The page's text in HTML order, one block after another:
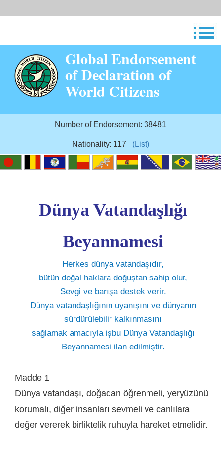
Global Endorsement
of Declaration of
World Citizens
Number of Endorsement: 38481
Nationality: 117 (List)
Dünya Vatandaşlığı
Beyannamesi
Herkes dünya vatandaşıdır,
bütün doğal haklara doğuştan sahip olur,
Sevgi ve barışa destek verir.
Dünya vatandaşlığının uyanışını ve dünyanın
sürdürülebilir kalkınmasını
sağlamak amacıyla işbu Dünya Vatandaşlığı
Beyannamesi ilan edilmiştir.
Madde 1
Dünya vatandaşı, doğadan öğrenmeli, yeryüzünü
korumalı, diğer insanları sevmeli ve canlılara
değer vererek birliktelik ruhuyla hareket etmelidir.